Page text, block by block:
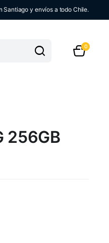
Santiago y envíos a todo Chile.
0
256GB